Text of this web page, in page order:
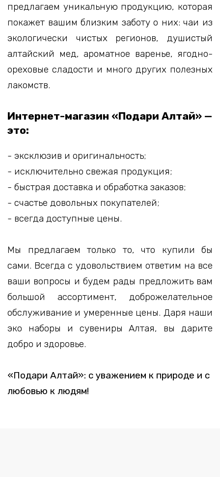
предлагаем уникальную продукцию, которая
покажет вашим близким заботу о них: чаи из
экологически чистых регионов, душистый
алтайский мед, ароматное варенье, ягодно-
ореховые сладости и много других полезных
лакомств.
Интернет-магазин «Подари Алтай» —
это:
- эксклюзив и оригинальность;
- исключительно свежая продукция;
- быстрая доставка и обработка заказов;
- счастье довольных покупателей;
- всегда доступные цены.
Мы предлагаем только то, что купили бы
сами. Всегда с удовольствием ответим на все
ваши вопросы и будем рады предложить вам
большой ассортимент, доброжелательное
обслуживание и умеренные цены. Даря наши
эко наборы и сувениры Алтая, вы дарите
добро и здоровье.
«Подари Алтай»: с уважением к природе и с
любовью к людям!